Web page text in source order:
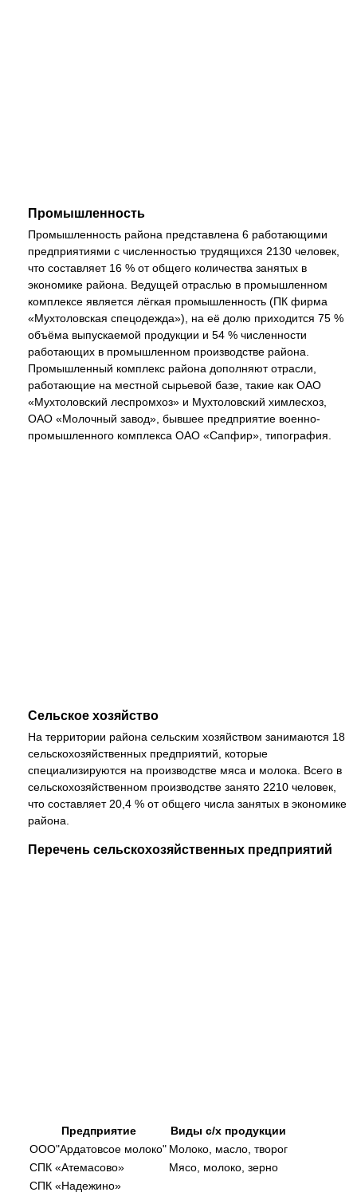
Промышленность
Промышленность района представлена 6 работающими
предприятиями с численностью трудящихся 2130 человек,
что составляет 16 % от общего количества занятых в
экономике района. Ведущей отраслью в промышленном
комплексе является лёгкая промышленность (ПК фирма
«Мухтоловская спецодежда»), на её долю приходится 75 %
объёма выпускаемой продукции и 54 % численности
работающих в промышленном производстве района.
Промышленный комплекс района дополняют отрасли,
работающие на местной сырьевой базе, такие как ОАО
«Мухтоловский леспромхоз» и Мухтоловский химлесхоз,
ОАО «Молочный завод», бывшее предприятие военно-
промышленного комплекса ОАО «Сапфир», типография.
Сельское хозяйство
На территории района сельским хозяйством занимаются 18
сельскохозяйственных предприятий, которые
специализируются на производстве мяса и молока. Всего в
сельскохозяйственном производстве занято 2210 человек,
что составляет 20,4 % от общего числа занятых в экономике
района.
Перечень сельскохозяйственных предприятий
Предприятие
Виды с/х продукции
ООО"Ардатовсое молоко" Молоко, масло, творог
СПК «Атемасово»
Мясо, молоко, зерно
СПК «Надежино»